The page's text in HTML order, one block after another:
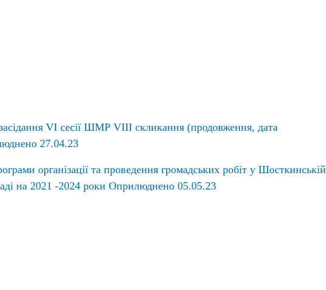
VI сесії ШМР VIII cкликання (продовження, дата
27.04.23
організації та проведення громадських робіт у Шосткинській
на 2021 -2024 роки Оприлюднено 05.05.23